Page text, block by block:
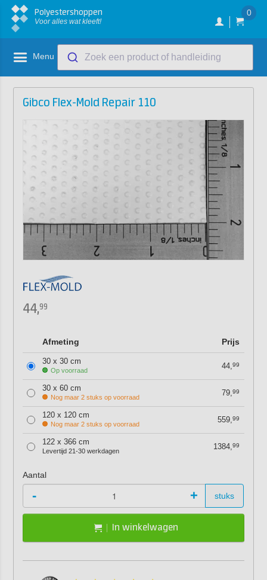
Polyestershoppen
Voor alles wat kleeft!
0
Menu Zoek een product of handleiding
Gibco Flex-Mold Repair 110
44,99
Afmeting Prijs
30 x 30 cm
Op voorraad 44,99
30 x 60 cm
Nog maar 2 stuks op voorraad 79,99
120 x 120 cm
Nog maar 2 stuks op voorraad 559,99
122 x 366 cm
Levertijd 21-30 werkdagen 1384,99
Aantal
- + stuks
In winkelwagen